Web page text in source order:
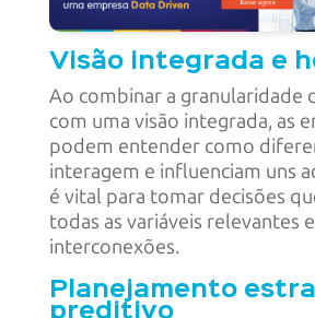
Visão integrada e
Ao combinar a granularidade
com uma visão integrada, as
podem entender como
interagem e influenciam uns
é vital para tomar decisões
todas as variáveis relevantes
interconexões.
Planejamento
preditivo